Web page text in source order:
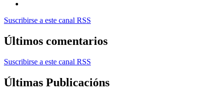
Suscribirse a este canal RSS
Últimos comentarios
Suscribirse a este canal RSS
Últimas Publicacións